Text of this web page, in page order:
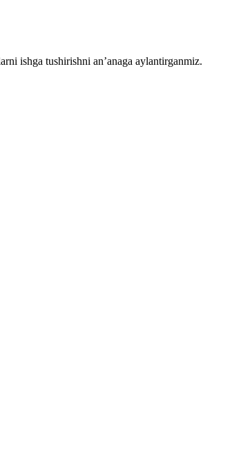
ishga tushirishni an’anaga aylantirganmiz.